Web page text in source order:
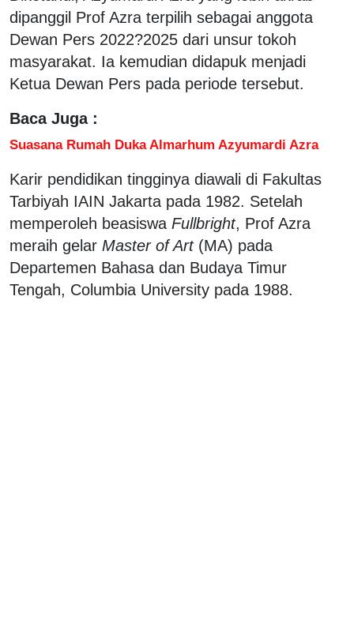
dipanggil Prof Azra terpilih sebagai anggota
Dewan Pers 2022?2025 dari unsur tokoh
masyarakat. Ia kemudian didapuk menjadi
Ketua Dewan Pers pada periode tersebut.
Baca Juga :
Suasana Rumah Duka Almarhum Azyumardi Azra
Karir pendidikan tingginya diawali di Fakultas
Tarbiyah IAIN Jakarta pada 1982. Setelah
memperoleh beasiswa Fullbright, Prof Azra
meraih gelar Master of Art(MA) pada
Departemen Bahasa dan Budaya Timur
Tengah, Columbia University pada 1988.